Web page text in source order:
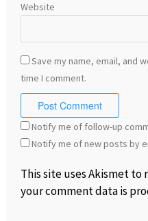
Website
Save my name, email, and
time I comment.
Notify me of follow-up
Notify me of new posts by
This site uses Akismet to
your comment data is